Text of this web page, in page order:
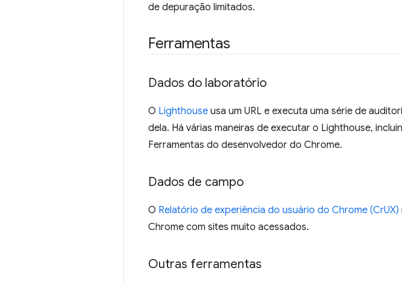
de depuração limitados.
Ferramentas
Dados do laboratório
O Lighthouse usa um URL e executa uma série de
dela. Há várias maneiras de executar o Lighthouse,
Ferramentas do desenvolvedor do Chrome.
Dados de campo
O Relatório de experiência do usuário do Chrome (CrUX)
Chrome com sites muito acessados.
Outras ferramentas